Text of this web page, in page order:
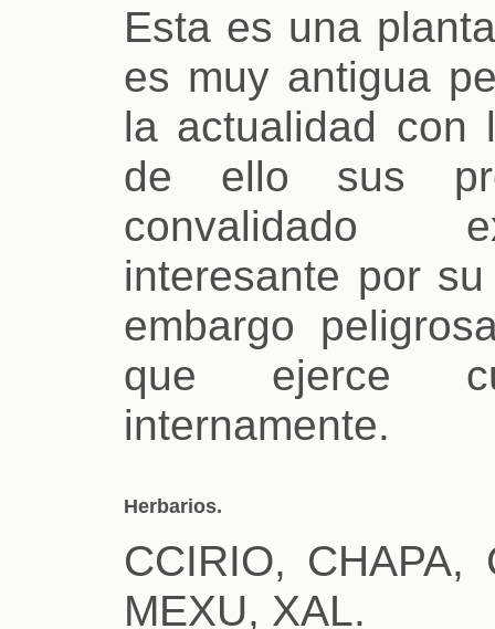
Esta es una
es muy antigua
la actualidad con
de ello sus
convalidado
interesante por
embargo
que ejerce
internamente.
Herbarios.
CCIRIO, CHAPA,
MEXU, XAL.